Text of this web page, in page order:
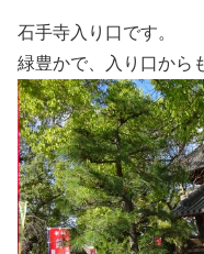
石手寺入り口です。
緑豊かで、入り口から